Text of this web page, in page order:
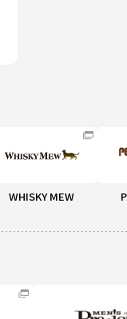
WHISKY MEW